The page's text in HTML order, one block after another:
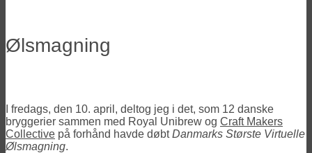
Ølsmagning
I fredags, den 10. april, deltog jeg i det, som 12 danske
bryggerier sammen med Royal Unibrew og Craft Makers
Collective på forhånd havde døbtDanmarks Største Virtuelle
Ølsmagning.